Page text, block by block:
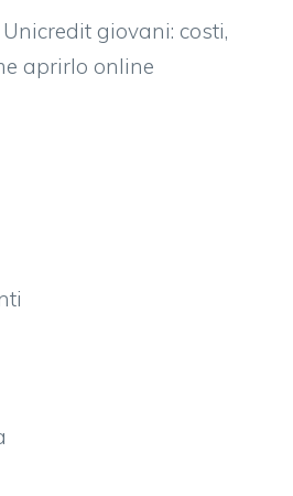
giovani: costi,
aprirlo online